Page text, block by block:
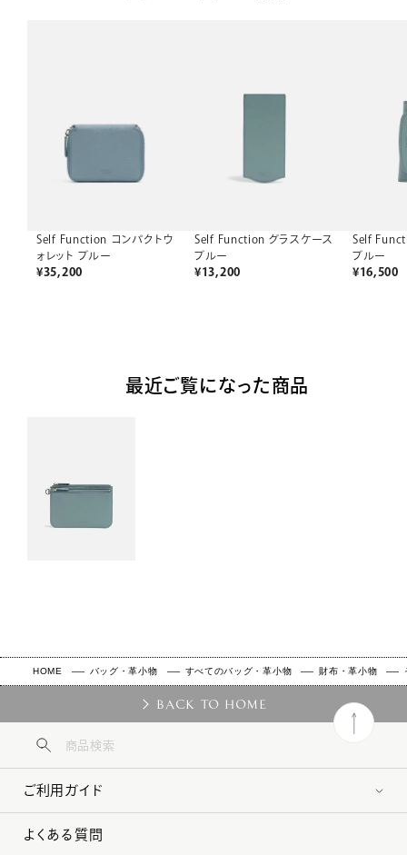
Self Function コンパクトウ
ォレット ブルー
¥35,200
Self Function グラスケース
ブルー
¥13,200
Self
ブルー
¥16,500
最近ご覧になった商品
HOME バッグ・革小物 すべてのバッグ・革小物 財布・革小物
BACK TO HOME
ご利用ガイド
よくある質問